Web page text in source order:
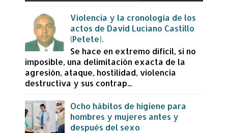
Violencia y la cronología de los
actos de David Luciano Castillo
(Petete).
Se hace en extremo difícil, si no
imposible, una delimitación exacta de la
agresión, ataque, hostilidad, violencia
destructiva y sus contrap...
Ocho hábitos de higiene para
hombres y mujeres antes y
después del sexo